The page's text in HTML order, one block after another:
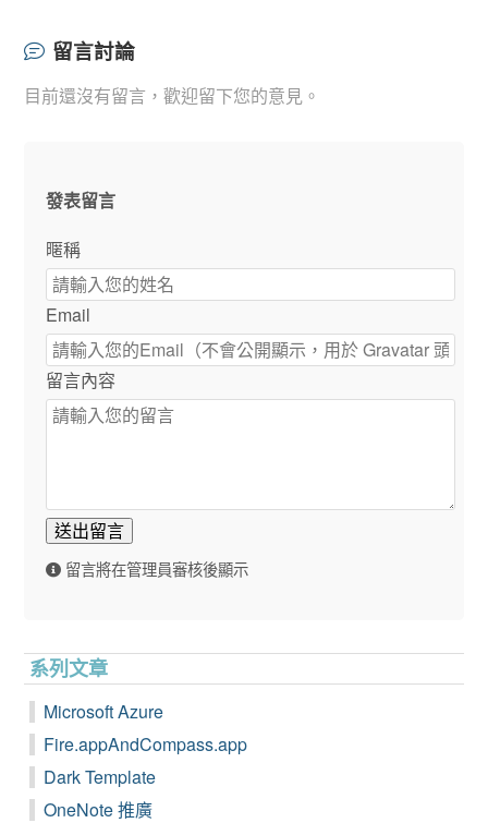
留言討論
目前還沒有留言，歡迎留下您的意見。
發表留言
暱稱
Email
留言內容
送出留言
留言將在管理員審核後顯示
系列文章
Microsoft Azure
Fire.appAndCompass.app
Dark Template
OneNote 推廣